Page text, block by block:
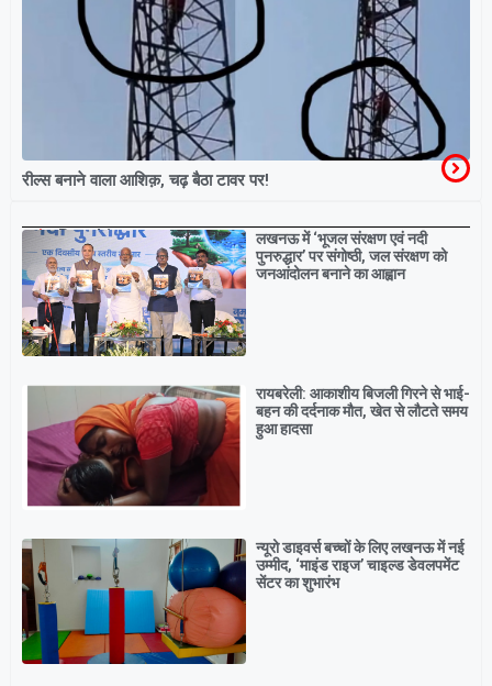
रील्स बनाने वाला आशिक़, चढ़ बैठा टावर पर!
Breaking
लखनऊ में ‘भूजल संरक्षण एवं नदी
पुनरुद्धार’ पर संगोष्ठी, जल संरक्षण को
जनआंदोलन बनाने का आह्वान
रायबरेली: आकाशीय बिजली गिरने से भाई-
बहन की दर्दनाक मौत, खेत से लौटते समय
हुआ हादसा
न्यूरो डाइवर्स बच्चों के लिए लखनऊ में नई
उम्मीद, ‘माइंड राइज’ चाइल्ड डेवलपमेंट
सेंटर का शुभारंभ